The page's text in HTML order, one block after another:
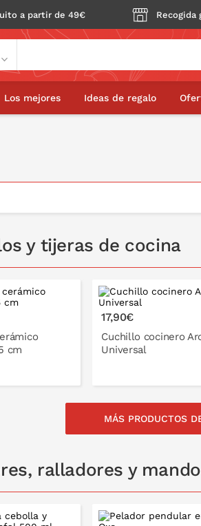
a partir de 49€
Los mejores Ideas de regalo
y tijeras de cocina
cm
17,90€
Cuchillo cocinero
Universal
PONLO EN LA
MÁS PRODUCTOS
ralladores y